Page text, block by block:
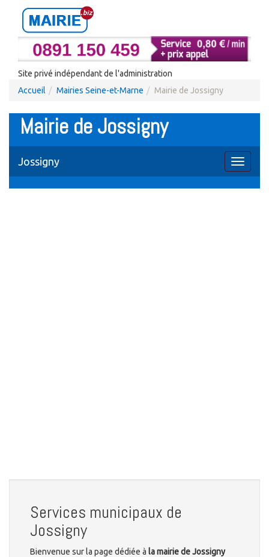
Site privé indépendant de l'administration
Accueil
Mairies Seine-et-Marne Mairie de Jossigny
Mairie de Jossigny
Toggle
Jossigny
Services municipaux de
Jossigny
Bienvenue sur la page dédiée à la mairie de Jossigny